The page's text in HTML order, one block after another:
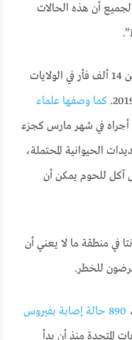
أن هذه الحالات
وتضمنت أبحاث إسكوبار اختبار دم أكثر من 14 ألف فأر في الولايات
كما وصفها علماء
أجراه في شهر مارس كجزء
الحيوانية المحتملة،
آكل للحوم يمكن أن
في منطقة ما لا يعني أن
للخطر.
890 حالة إصابة بفيروس
المتحدة منذ أن بدأ